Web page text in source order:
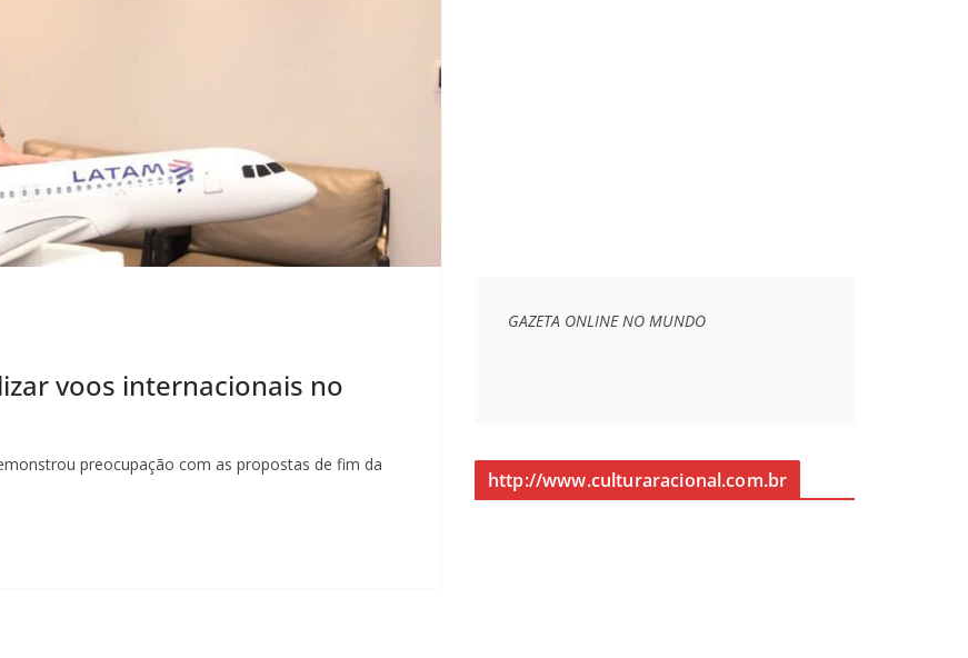
voos internacionais no
preocupação com as propostas de fim da
GAZETA ONLINE NO MUNDO
http://www.culturaracional.com.br